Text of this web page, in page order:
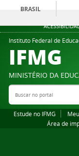
BRASIL
Instituto Federal de
IFMG
MINISTÉRIO DA
Buscar no portal
Estude no IFMG
Área de